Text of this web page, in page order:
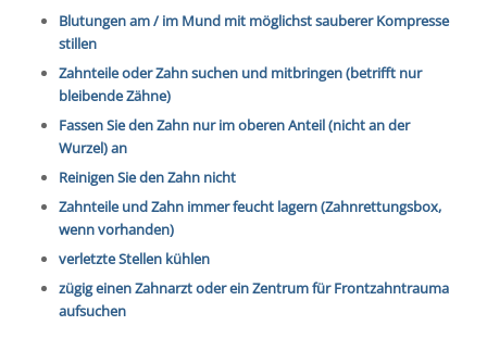
Blutungen am / im Mund mit möglichst sauberer Kompresse
stillen
Zahnteile oder Zahn suchen und mitbringen (betrifft nur
bleibende Zähne)
Fassen Sie den Zahn nur im oberen Anteil (nicht an der
Wurzel) an
Reinigen Sie den Zahn nicht
Zahnteile und Zahn immer feucht lagern (Zahnrettungsbox,
wenn vorhanden)
verletzte Stellen kühlen
zügig einen Zahnarzt oder ein Zentrum für Frontzahntrauma
aufsuchen